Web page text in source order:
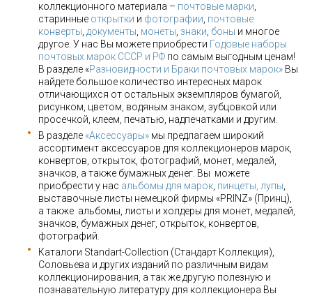
коллекционного материала – почтовые марки
старинные открытки и фотографии почтовые
конверты документы монеты знаки боны и многое
другое. У нас Вы можете приобрести Годовые наборы
почтовых марок СССР и РФ по самым выгодным ценам!
В разделе «Разновидности и Браки почтовых марок» Вы
найдете большое количество интересных марок
отличающихся от остальных экземпляров бумагой,
рисунком, цветом, водяным знаком, зубцовкой или
просечкой, клеем, печатью, надпечатками и другим.
В разделе «Аксессуары» мы предлагаем широкий
ассортимент аксессуаров для коллекционеров марок,
конвертов, открыток, фотографий, монет, медалей,
значков, а также бумажных денег. Вы можете
приобрести у нас альбомы для марок пинцеты, лупы
выставочные листы немецкой фирмы «PRINZ» (Принц),
а также альбомы, листы и холдеры для монет, медалей,
значков, бумажных денег, открыток, конвертов,
фотографий.
Каталоги Standart-Collection (Стандарт Коллекция),
Соловьева и других изданий по различным видам
коллекционирования, а так же другую полезную и
познавательную литературу для коллекционера Вы